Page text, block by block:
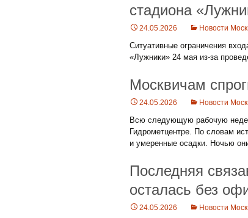
стадиона
24.05.2026 Новости
Ситуативные ограничения
«Лужники» 24 мая из-за
Москвичам
24.05.2026 Новости
Всю следующую рабочую
Гидрометцентре. По словам
и умеренные осадки. Ночью
Последняя
осталась без
24.05.2026 Новости